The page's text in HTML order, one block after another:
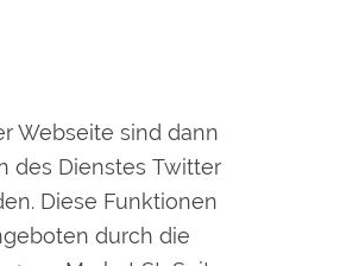
Webseite sind dann
des Dienstes Twitter
Diese Funktionen
durch die